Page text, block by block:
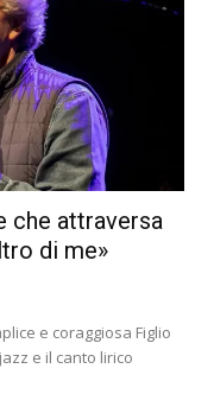
che attraversa
di me»
e coraggiosa Figlio
e il canto lirico